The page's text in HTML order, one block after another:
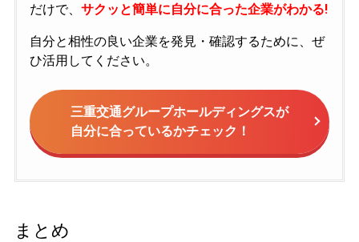
だけで、 サクッと簡単に自分に合った企業がわかる!
自分と相性の良い企業を発見・確認するために、ぜ
ひ活用してください。
三重交通グループホールディングスが
自分に合っているかチェック！
まとめ